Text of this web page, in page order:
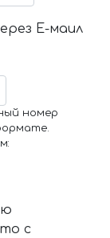
Е-маил
номер
с